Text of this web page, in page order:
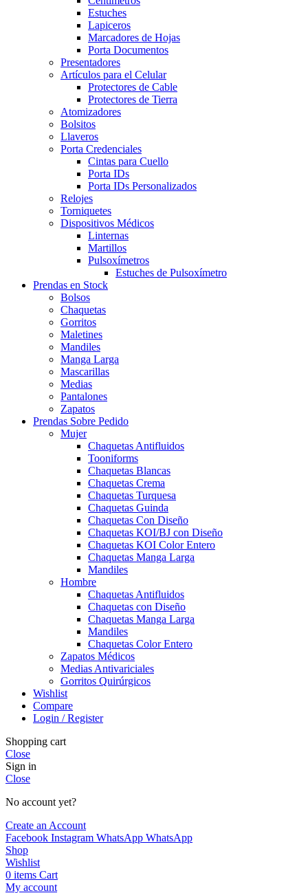
Estuches
Lapiceros
Marcadores de Hojas
Porta Documentos
Presentadores
Artículos para el Celular
Protectores de Cable
Protectores de Tierra
Atomizadores
Bolsitos
Llaveros
Porta Credenciales
Cintas para Cuello
Porta IDs
Porta IDs Personalizados
Relojes
Torniquetes
Dispositivos Médicos
Linternas
Martillos
Pulsoxímetros
Estuches de Pulsoxímetro
Prendas en Stock
Bolsos
Chaquetas
Gorritos
Maletines
Mandiles
Manga Larga
Mascarillas
Medias
Pantalones
Zapatos
Prendas Sobre Pedido
Mujer
Chaquetas Antifluidos
Tooniforms
Chaquetas Blancas
Chaquetas Crema
Chaquetas Turquesa
Chaquetas Guinda
Chaquetas Con Diseño
Chaquetas KOI/BJ con Diseño
Chaquetas KOI Color Entero
Chaquetas Manga Larga
Mandiles
Hombre
Chaquetas Antifluidos
Chaquetas con Diseño
Chaquetas Manga Larga
Mandiles
Chaquetas Color Entero
Zapatos Médicos
Medias Antivariciales
Gorritos Quirúrgicos
Wishlist
Compare
Login / Register
Shopping cart
Close
Sign in
Close
No account yet?
Create an Account
Facebook Instagram WhatsApp WhatsApp
Shop
Wishlist
0 items Cart
My account